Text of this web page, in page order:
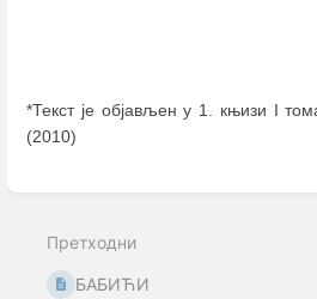
*Текст је објављен у 1. књизи I
(2010)
mode
Претходни
БАБИЋИ